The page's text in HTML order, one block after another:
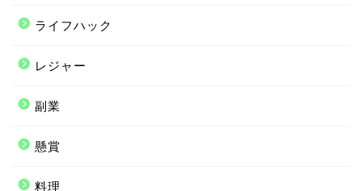
ライフハック
レジャー
副業
懸賞
料理